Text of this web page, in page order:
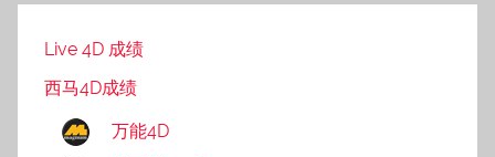
Live 4D 成绩
西马4D成绩
万能4D